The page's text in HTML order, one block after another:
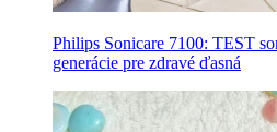
Philips Sonicare 7100: TEST
generácie pre zdravé ďasná